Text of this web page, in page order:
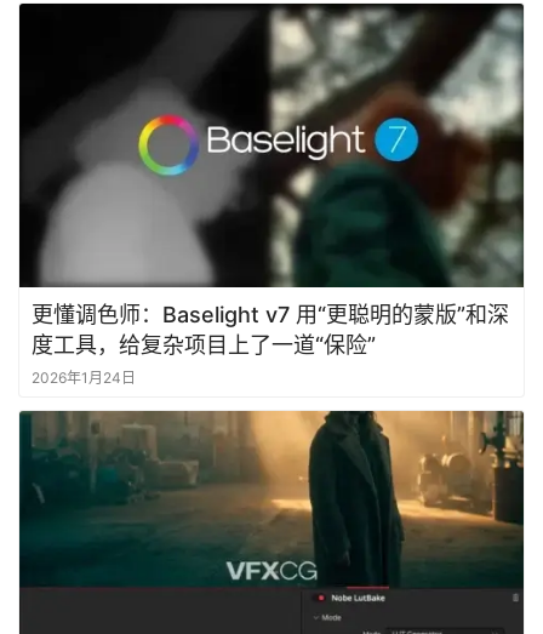
更懂调色师：Baselight v7 用“更聪明的蒙版”和深
度工具，给复杂项目上了一道“保险”
2026年1月24日